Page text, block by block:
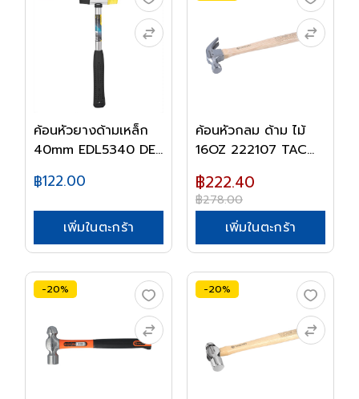
ค้อนหัวยางด้ามเหล็ก
40mm EDL5340 DE...
฿122.00
เพิ่มในตะกร้า
ค้อนหัวกลม ด้าม ไม้
16OZ 222107 TAC...
฿222.40
฿278.00
เพิ่มในตะกร้า
-20% -20%